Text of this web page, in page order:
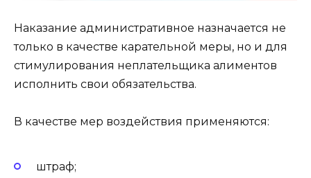
Наказание административное назначается не
только в качестве карательной меры, но и для
стимулирования неплательщика алиментов
исполнить свои обязательства.
В качестве мер воздействия применяются:
штраф;